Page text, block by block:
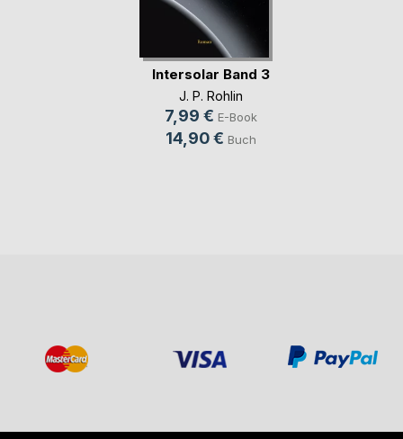
Intersolar Band 3
J. P. Rohlin
7,99 € E-Book
14,90 € Buch